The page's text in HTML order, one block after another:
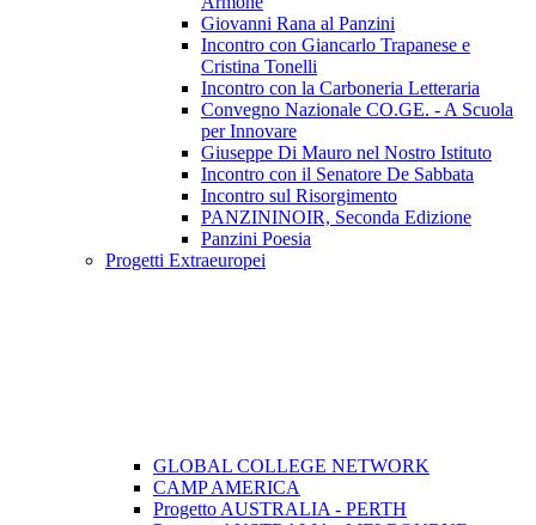
Giovanni Rana al Panzini
Incontro con Giancarlo Trapanese e
Cristina Tonelli
Incontro con la Carboneria Letteraria
Convegno Nazionale CO.GE. - A Scuola
per Innovare
Giuseppe Di Mauro nel Nostro Istituto
Incontro con il Senatore De Sabbata
Incontro sul Risorgimento
PANZININOIR, Seconda Edizione
Panzini Poesia
Progetti Extraeuropei
GLOBAL COLLEGE NETWORK
CAMP AMERICA
Progetto AUSTRALIA - PERTH